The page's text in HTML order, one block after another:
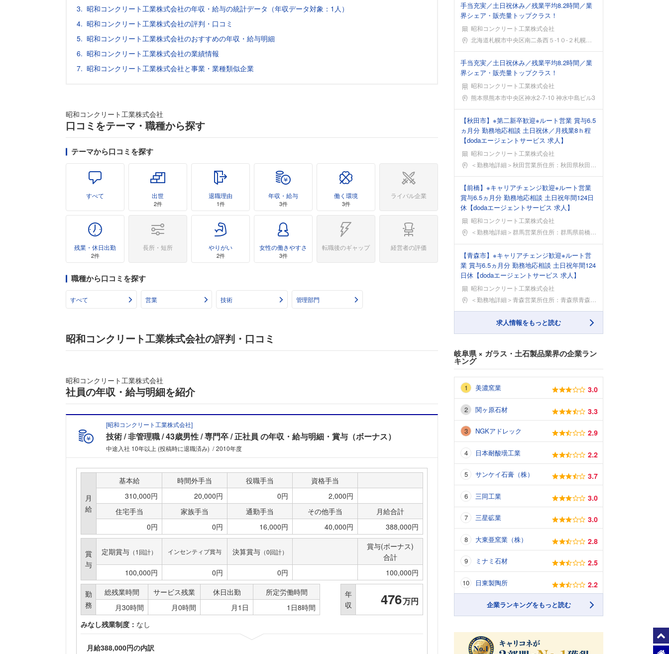
昭和コンクリート工業株式会社の年収・給与の統計データ（年収データ対象：1人）
昭和コンクリート工業株式会社の評判・口コミ
昭和コンクリート工業株式会社のおすすめの年収・給与明細
昭和コンクリート工業株式会社の業績情報
昭和コンクリート工業株式会社と事業・業種類似企業
昭和コンクリート工業株式会社
口コミをテーマ・職種から探す
テーマから口コミを探す
すべて 出世
2件
退職理由
1件
年収・給与
3件
働く環境
3件
ライバル企業
残業・休日出勤
2件
長所・短所 やりがい
2件
女性の働きやすさ
3件
転職後のギャップ 経営者の評価
職種から口コミを探す
すべて 営業 技術 管理部門
昭和コンクリート工業株式会社の評判・口コミ
昭和コンクリート工業株式会社
社員の年収・給与明細を紹介
[昭和コンクリート工業株式会社]
技術 非管理職 43歳男性 専門卒 正社員 の年収・給与明細・賞与（ボーナス）
中途入社 10年以上 (投稿時に退職済み) 2010年度
月
給
基本給 時間外手当 役職手当
資格手当
310,000円
20,000円 0円
2,000円
住宅手当
家族手当 通勤手当 その他手当
月給合計
0円
0円 16,000円 40,000円 388,000円
賞
与
定期賞与 （1回計） インセンティブ賞与 決算賞与（0回計）
賞与(ボーナス)
合計
100,000円
0円 0円 100,000円
勤
務
総残業時間 サービス残業 休日出勤
所定労働時間
月30時間
月0時間 月1日 1日8時間
年
収
476万円
みなし残業制度： なし
月給388,000円の内訳
手当充実／土日祝休み／残業平均8.2時間／業
界シェア・販売量トップクラス！
昭和コンクリート工業株式会社
勤務地北海道札幌市中央区南二条西５-1０-２札幌地下鉄各
手当充実／土日祝休み／残業平均8.2時間／業
界シェア・販売量トップクラス！
昭和コンクリート工業株式会社
勤務地熊本県熊本市中央区神水2-7-10 神水中島ビル3
【秋田市】※第二新卒歓迎※ルート営業 賞与6.5
ヵ月分 勤務地応相談 土日祝休／月残業8ｈ程
【dodaエージェントサービス 求人】
昭和コンクリート工業株式会社
勤務地＜勤務地詳細＞秋田営業所住所：秋田県秋田市山王5-
【前橋】※キャリアチェンジ歓迎※ルート営業
賞与6.5ヵ月分 勤務地応相談 土日祝年間124日
休【dodaエージェントサービス 求人】
昭和コンクリート工業株式会社
勤務地＜勤務地詳細＞群馬営業所住所：群馬県前橋市表町2-
【青森市】※キャリアチェンジ歓迎※ルート営
業 賞与6.5ヵ月分 勤務地応相談 土日祝年間124
日休【dodaエージェントサービス 求人】
昭和コンクリート工業株式会社
勤務地＜勤務地詳細＞青森営業所住所：青森県青森市大字石江
求人情報をもっと読む
岐阜県× ガラス・土石製品業界の企業ラン
キング
美濃窯業 3.0
関ヶ原石材 3.3
NGKアドレック 2.9
日本耐酸壜工業 2.2
サンケイ石膏（株） 3.7
三同工業 3.0
三星砿業 3.0
大東亜窯業（株） 2.8
ミナミ石材 2.5
日東製陶所 2.2
企業ランキングをもっと読む